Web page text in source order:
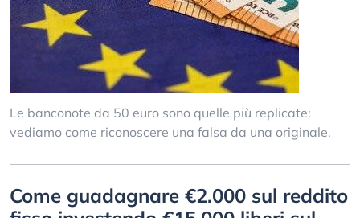
Le banconote da 50 euro sono quelle più replicate:
vediamo come riconoscere una falsa da una originale.
Come guadagnare €2.000 sul reddito